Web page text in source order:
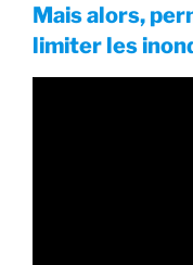
Mais alors,
limiter les